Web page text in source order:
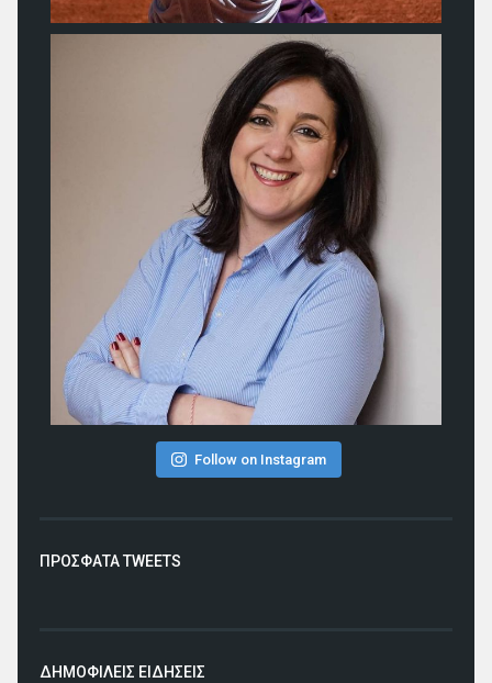
Follow on Instagram
ΠΡΟΣΦΑΤΑ TWEETS
ΔΗΜΟΦΙΛΕΙΣ ΕΙΔΗΣΕΙΣ